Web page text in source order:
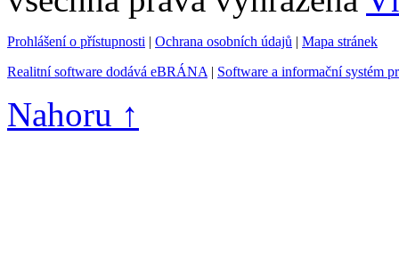
Prohlášení o přístupnosti | Ochrana osobních údajů | Mapa stránek
Realitní software dodává eBRÁNA | Software a informační systém
Nahoru ↑